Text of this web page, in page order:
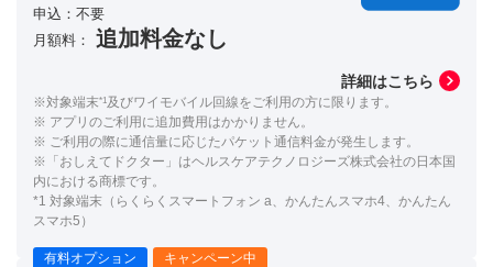
申込：不要
月額料： 追加料金なし
詳細はこちら
※対象端末*1及びワイモバイル回線をご利用の方に限ります。
※ アプリのご利用に追加費用はかかりません。
※ ご利用の際に通信量に応じたパケット通信料金が発生します。
※「おしえてドクター」はヘルスケアテクノロジーズ株式会社の日本国
内における商標です。
*1 対象端末（らくらくスマートフォン a、かんたんスマホ4、かんたん
スマホ5）
有料オプション キャンペーン中